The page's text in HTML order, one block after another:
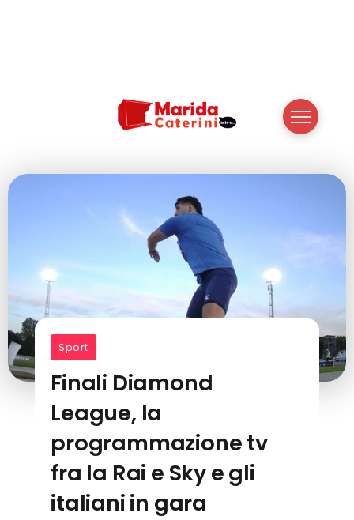
Sport
Finali Diamond
League, la
programmazione tv
fra la Rai e Sky e gli
italiani in gara